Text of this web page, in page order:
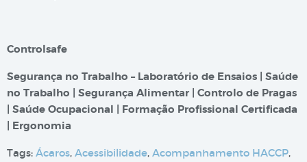
Controlsafe
Segurança no Trabalho – Laboratório de Ensaios | Saúde
no Trabalho | Segurança Alimentar | Controlo de Pragas
| Saúde Ocupacional | Formação Profissional Certificada
| Ergonomia
Tags: Ácaros, Acessibilidade, Acompanhamento HACCP,